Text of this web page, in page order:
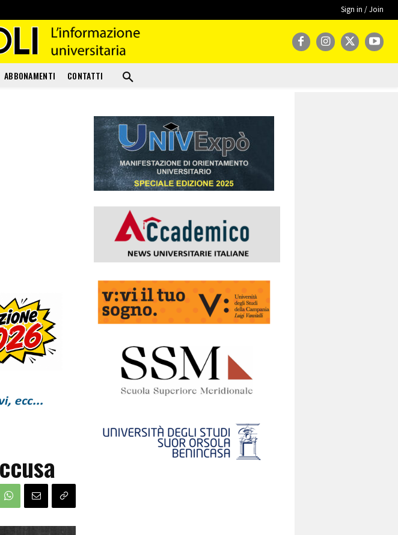
Sign in / Join
ABBONAMENTI CONTATTI